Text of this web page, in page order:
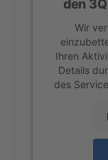
den
Wir
Ihren
Details
des